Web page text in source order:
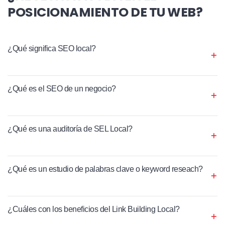
POSICIONAMIENTO DE TU WEB?
¿Qué significa SEO local?
¿Qué es el SEO de un negocio?
¿Qué es una auditoría de SEL Local?
¿Qué es un estudio de palabras clave o keyword reseach?
¿Cuáles con los beneficios del Link Building Local?